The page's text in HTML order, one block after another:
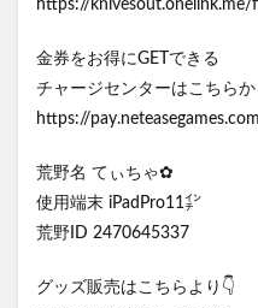
https://
金券をお得にGETできる
チャージセンターはこちら
https://
荒野名 てぃちゃ✿
使用端末 iPadPro11㌅
荒野ID 2470645337
グッズ販売はこちらより👇